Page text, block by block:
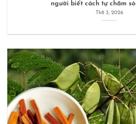
người biết cách tự chăm
Th8 3, 2026